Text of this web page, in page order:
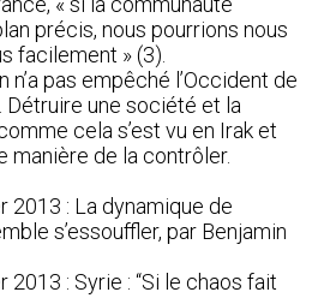
précis, nous pourrions nous
facilement » (3).
pas empêché l’Occident de
une société et la
cela s’est vu en Irak et
manière de la contrôler.
2013 : La dynamique de
s’essouffler, par Benjamin
: Syrie : “Si le chaos fait